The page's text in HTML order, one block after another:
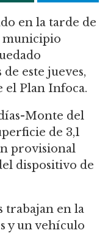
en la tarde de
municipio
este jueves,
el Plan Infoca.
Monte del
de 3,1
provisional
dispositivo de
trabajan en la
y un vehículo